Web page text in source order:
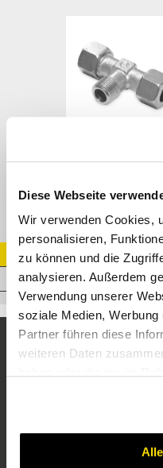
Diese Webseite
Wir verwenden Cookies,
personalisieren,
zu können und die
analysieren. Außerdem
Verwendung unserer
soziale Medien,
Partner führen diese
weiteren Daten
Artikel Nr.
V.FKS20R3/4